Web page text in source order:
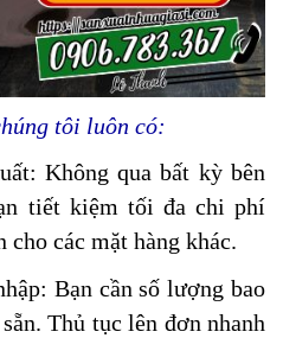
tôi luôn có:
Không qua bất kỳ bên
tiết kiệm tối đa chi phí
cho các mặt hàng khác.
Bạn cần số lượng bao
Thủ tục lên đơn nhanh